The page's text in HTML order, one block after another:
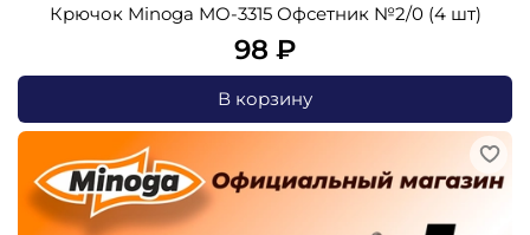
Крючок Minoga MO-3315 Офсетник №2/0 (4 шт)
98 ₽
В корзину